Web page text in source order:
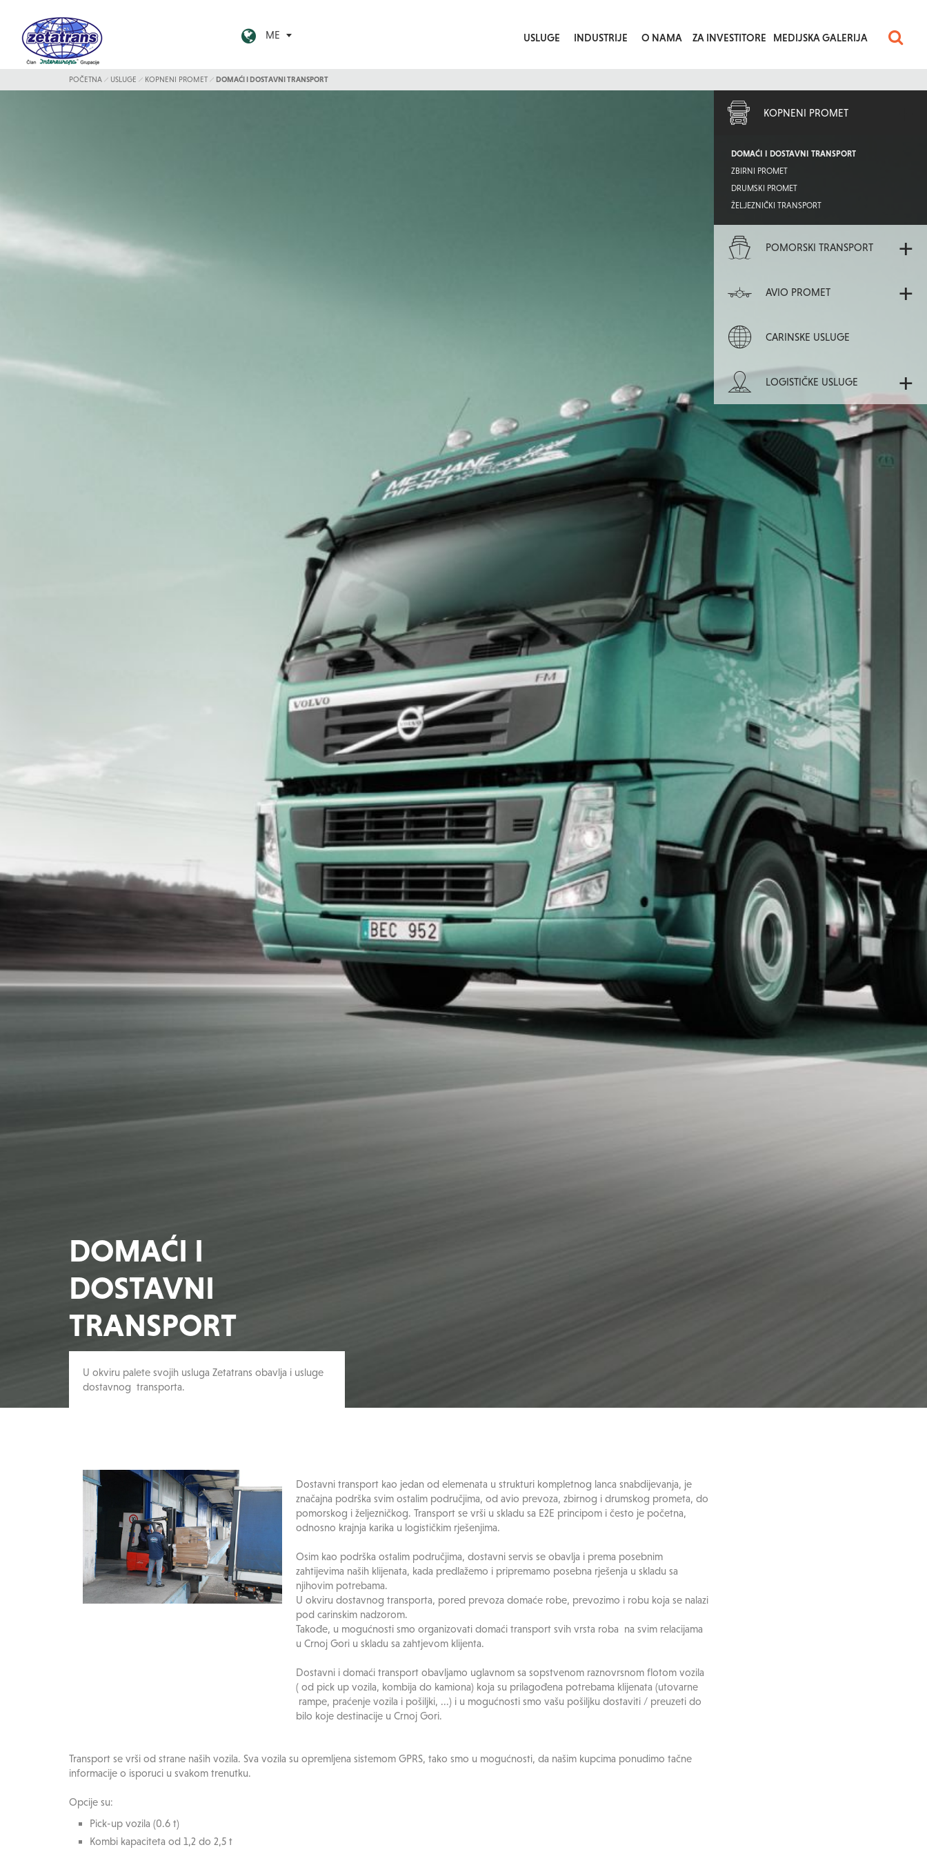
ME USLUGE INDUSTRIJE O NAMA ZA INVESTITORE MEDIJSKA GALERIJA
POČETNA USLUGE KOPNENI PROMET DOMAĆI I DOSTAVNI TRANSPORT
KOPNENI PROMET
DOMAĆI I DOSTAVNI TRANSPORT
ZBIRNI PROMET
DRUMSKI PROMET
ŽELJEZNIČKI TRANSPORT
POMORSKI TRANSPORT +
AVIO PROMET +
CARINSKE USLUGE
LOGISTIČKE USLUGE +
DOMAĆI I
DOSTAVNI
TRANSPORT
U okviru palete svojih usluga Zetatrans obavlja i usluge
dostavnog transporta.
Dostavni transport kao jedan od elemenata u strukturi kompletnog lanca snabdijevanja, je
značajna podrška svim ostalim područjima, od avio prevoza, zbirnog i drumskog prometa, do
pomorskog i željezničkog. Transport se vrši u skladu sa E2E principom i često je početna,
odnosno krajnja karika u logističkim rješenjima.
Osim kao podrška ostalim područjima, dostavni servis se obavlja i prema posebnim
zahtijevima naših klijenata, kada predlažemo i pripremamo posebna rješenja u skladu sa
njihovim potrebama.
U okviru dostavnog transporta, pored prevoza domaće robe, prevozimo i robu koja se nalazi
pod carinskim nadzorom.
Takođe, u mogućnosti smo organizovati domaći transport svih vrsta roba na svim relacijama
u Crnoj Gori u skladu sa zahtjevom klijenta.
Dostavni i domaći transport obavljamo uglavnom sa sopstvenom raznovrsnom flotom vozila
( od pick up vozila, kombija do kamiona) koja su prilagođena potrebama klijenata (utovarne
rampe, praćenje vozila i pošiljki, ...) i u mogućnosti smo vašu pošiljku dostaviti / preuzeti do
bilo koje destinacije u Crnoj Gori.
Transport se vrši od strane naših vozila. Sva vozila su opremljena sistemom GPRS, tako smo u mogućnosti, da našim kupcima ponudimo tačne
informacije o isporuci u svakom trenutku.
Opcije su:
Pick-up vozila (0.6 t)
Kombi kapaciteta od 1,2 do 2,5 t